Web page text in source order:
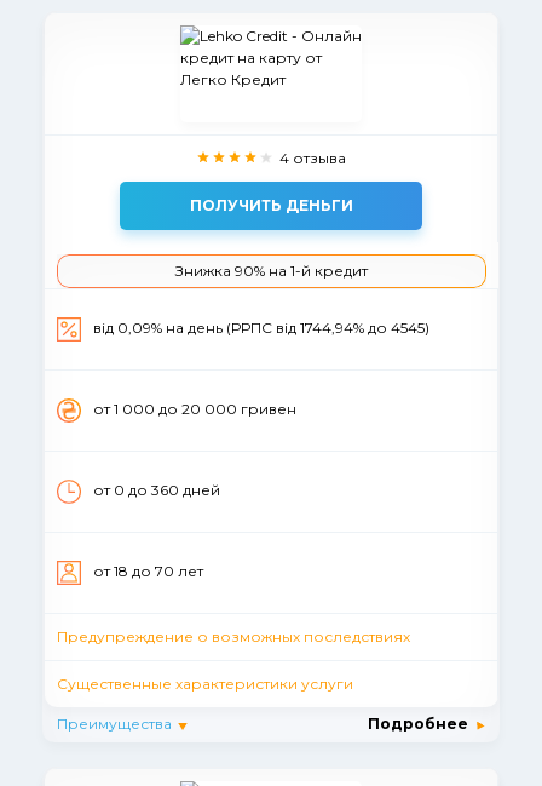
4 отзыва
ПОЛУЧИТЬ ДЕНЬГИ
Знижка 90% на 1-й кредит
від 0,09% на день (РРПС від 1744,94% до 4545)
от 1 000 до 20 000 гривен
от 0 до 360 дней
от 18 до 70 лет
Предупреждение о возможных последствиях
Существенные характеристики услуги
Преимущества Подробнее